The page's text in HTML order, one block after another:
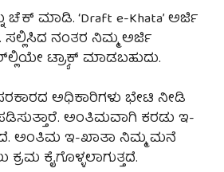
ಚೆಕ್ ಮಾಡಿ. ‘Draft e-Khata’ ಅರ್ಜಿ
ನಂತರ ನಿಮ್ಮ ಅರ್ಜಿ
ಟ್ರ‍್ಯಾಕ್ ಮಾಡಬಹುದು.
ಅಧಿಕಾರಿಗಳು ಭೇಟಿ ನೀಡಿ
ಅಂತಿಮವಾಗಿ ಕರಡು ಇ-
ಅಂತಿಮ ಇ-ಖಾತಾ ನಿಮ್ಮ ಮನೆ
ಕೈಗೊಳ್ಳಲಾಗುತ್ತದೆ.